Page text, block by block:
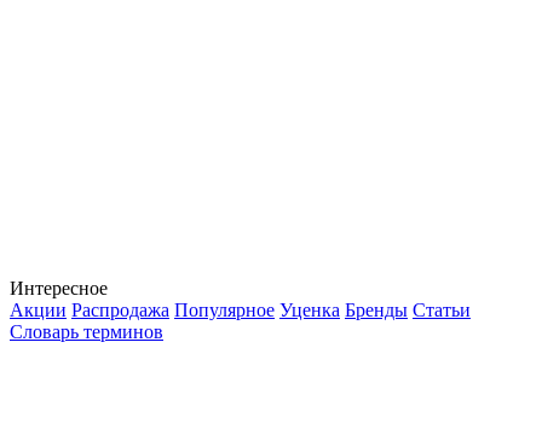
Интересное
Акции Распродажа Популярное Уценка Бренды Статьи
Словарь терминов